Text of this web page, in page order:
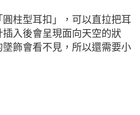
柱型耳扣」，可以直拉把耳
入後會呈現面向天空的狀
飾會看不見，所以還需要小